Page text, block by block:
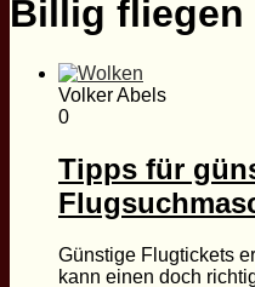
Billig fliegen
Volker Abels
0
Tipps für
Günstige Flugtickets
kann einen doch